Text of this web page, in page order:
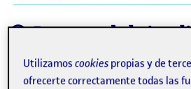
videoImpacto de la
artificial en la
superior: procesos
Utilizamoscookies propias y de
ofrecerte correctamente todas las